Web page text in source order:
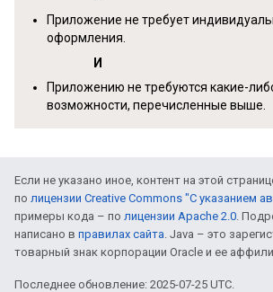
Приложение не требует
оформления.
И
Приложению не требуются какие-
возможности, перечисленные выше.
Если не указано иное, контент на этой
по лицензии Creative Commons "С указанием
примеры кода – по лицензии Apache 2.0 .
написано в правилах сайта . Java – это
товарный знак корпорации Oracle и ее
Последнее обновление: 2025-07-25 UTC.